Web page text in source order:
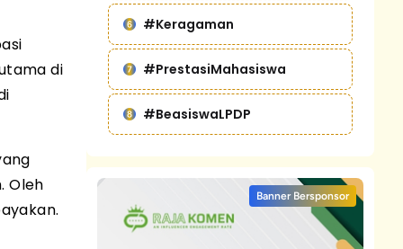
di
Oleh
#Keragaman
#PrestasiMahasiswa
#BeasiswaLPDP
Banner Bersponsor